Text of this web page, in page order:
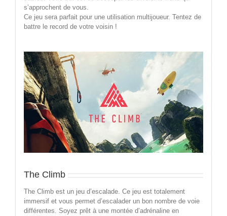
s’approchent de vous.
Ce jeu sera parfait pour une utilisation multijoueur. Tentez de
battre le record de votre voisin !
The Climb
The Climb est un jeu d’escalade. Ce jeu est totalement
immersif et vous permet d’escalader un bon nombre de voie
différentes. Soyez prêt à une montée d’adrénaline en